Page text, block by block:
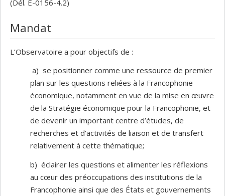
(Dél. E-0156-4.2)
Mandat
L’Observatoire a pour objectifs de :
a) se positionner comme une ressource de premier
plan sur les questions reliées à la Francophonie
économique, notamment en vue de la mise en œuvre
de la Stratégie économique pour la Francophonie, et
de devenir un important centre d’études, de
recherches et d’activités de liaison et de transfert
relativement à cette thématique;
b) éclairer les questions et alimenter les réflexions
au cœur des préoccupations des institutions de la
Francophonie ainsi que des États et gouvernements